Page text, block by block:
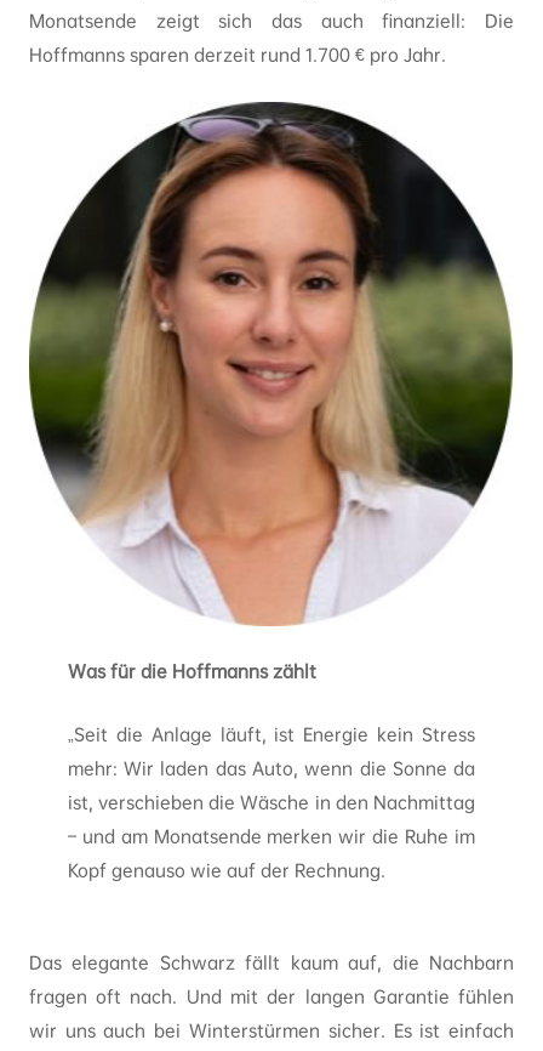
Monatsende zeigt sich das auch finanziell: Die
Hoffmanns sparen derzeit rund 1.700 € pro Jahr.
Was für die Hoffmanns zählt
„Seit die Anlage läuft, ist Energie kein Stress
mehr: Wir laden das Auto, wenn die Sonne da
ist, verschieben die Wäsche in den Nachmittag
– und am Monatsende merken wir die Ruhe im
Kopf genauso wie auf der Rechnung.
Das elegante Schwarz fällt kaum auf, die Nachbarn
fragen oft nach. Und mit der langen Garantie fühlen
wir uns auch bei Winterstürmen sicher. Es ist einfach